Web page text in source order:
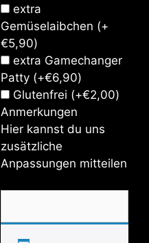
extra
Gemüselaibchen (+
€5,90)
extra Gamechanger
Patty (+€6,90)
Glutenfrei (+€2,00)
Anmerkungen
Hier kannst du uns
zusätzliche
Anpassungen mitteilen